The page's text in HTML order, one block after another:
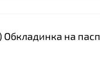
Обкладинка на